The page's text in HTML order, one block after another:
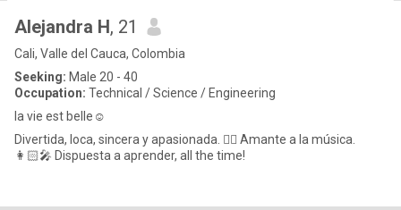
Alejandra H, 21
Cali, Valle del Cauca, Colombia
Seeking: Male 20 - 40
Occupation: Technical / Science / Engineering
la vie est belle☺️
Divertida, loca, sincera y apasionada. ❤️‍🔥 Amante a la música.
👩🏻‍🎤 Dispuesta a aprender, all the time!